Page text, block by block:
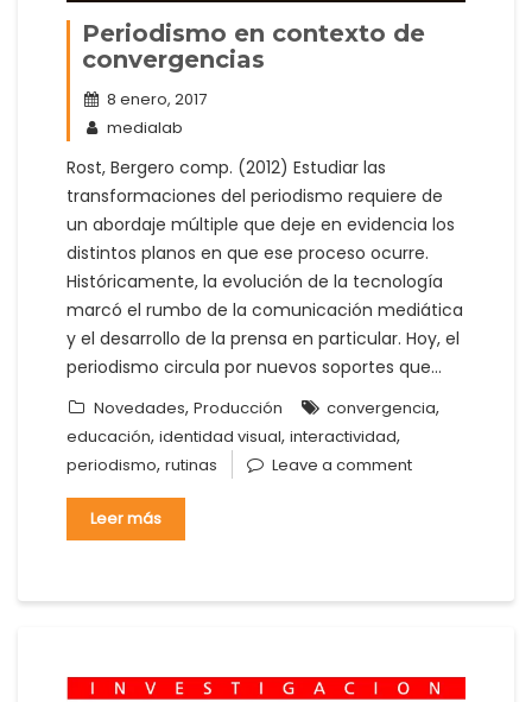
Periodismo en contexto de
convergencias
8 enero, 2017
medialab
Rost, Bergero comp. (2012) Estudiar las
transformaciones del periodismo requiere de
un abordaje múltiple que deje en evidencia los
distintos planos en que ese proceso ocurre.
Históricamente, la evolución de la tecnología
marcó el rumbo de la comunicación mediática
y el desarrollo de la prensa en particular. Hoy, el
periodismo circula por nuevos soportes que…
Novedades, Producción convergencia,
educación, identidad visual, interactividad,
periodismo, rutinas Leave a comment
Leer más